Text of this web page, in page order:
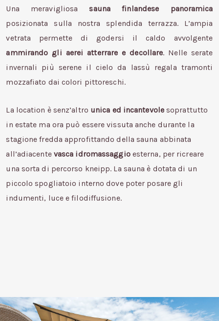
Una meravigliosasauna finlandese panoramica
posizionata sulla nostra splendida terrazza. L’ampia
vetrata permette di godersi il caldo avvolgente
ammirando gli aerei atterrare e decollare. Nelle serate
invernali più serene il cielo da lassù regala tramonti
mozzafiato dai colori pittoreschi.
La location è senz’altro unica ed incantevolesoprattutto
in estate ma ora può essere vissuta anche durante la
stagione fredda approfittando della sauna abbinata
all’adiacente vasca idromassaggioesterna, per ricreare
una sorta di percorso kneipp. La sauna è dotata di un
piccolo spogliatoio interno dove poter posare gli
indumenti, luce e filodiffusione.